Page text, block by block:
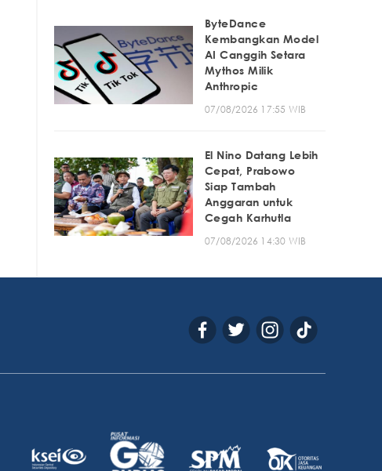
ByteDance
Kembangkan Model
AI Canggih Setara
Mythos Milik
Anthropic
07/08/2026 17:55 WIB
El Nino Datang Lebih
Cepat, Prabowo
Siap Tambah
Anggaran untuk
Cegah Karhutla
07/08/2026 14:30 WIB